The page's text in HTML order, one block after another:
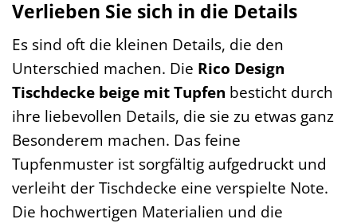
Verlieben Sie sich in die Details
Es sind oft die kleinen Details, die den
Unterschied machen. Die Rico Design
Tischdecke beige mit Tupfen besticht durch
ihre liebevollen Details, die sie zu etwas ganz
Besonderem machen. Das feine
Tupfenmuster ist sorgfältig aufgedruckt und
verleiht der Tischdecke eine verspielte Note.
Die hochwertigen Materialien und die